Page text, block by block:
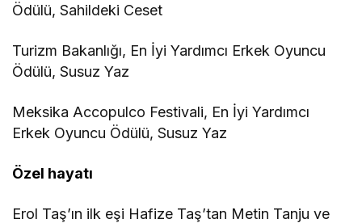
Ödülü, Sahildeki Ceset
Turizm Bakanlığı, En İyi Yardımcı Erkek Oyuncu
Ödülü, Susuz Yaz
Meksika Accopulco Festivali, En İyi Yardımcı
Erkek Oyuncu Ödülü, Susuz Yaz
Özel hayatı
Erol Taş’ın ilk eşi Hafize Taş’tan Metin Tanju ve